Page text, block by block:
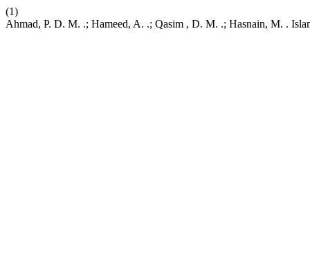
(1)
Ahmad, P. D. M. .; Hameed, A. .; Qasim , D. M. .; Hasnain, M. .